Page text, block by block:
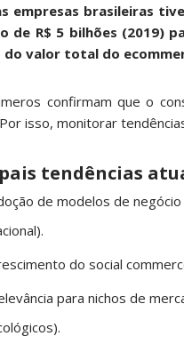
empresas brasileiras
de R$ 5 bilhões (2019)
do valor total do
confirmam que o
isso, monitorar
tendências
de modelos de
do social
para nichos de